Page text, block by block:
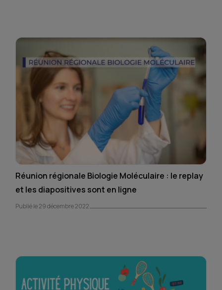
Réunion régionale Biologie Moléculaire : le replay
et les diapositives sont en ligne
Publié le 29 décembre 2022